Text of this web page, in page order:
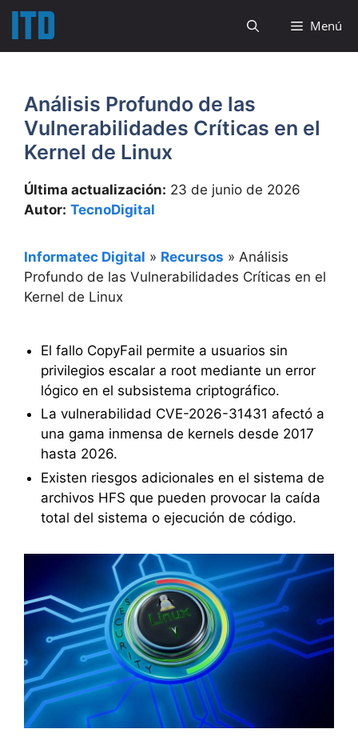
Saltar
contenido
Menú
Análisis Profundo de las
Vulnerabilidades Críticas en el
Kernel de Linux
Última actualización: 23 de junio de 2026
Autor: TecnoDigital
Informatec Digital » Recursos » Análisis
Profundo de las Vulnerabilidades Críticas en el
Kernel de Linux
El fallo CopyFail permite a usuarios sin
privilegios escalar a root mediante un error
lógico en el subsistema criptográfico.
La vulnerabilidad CVE-2026-31431 afectó a
una gama inmensa de kernels desde 2017
hasta 2026.
Existen riesgos adicionales en el sistema de
archivos HFS que pueden provocar la caída
total del sistema o ejecución de código.